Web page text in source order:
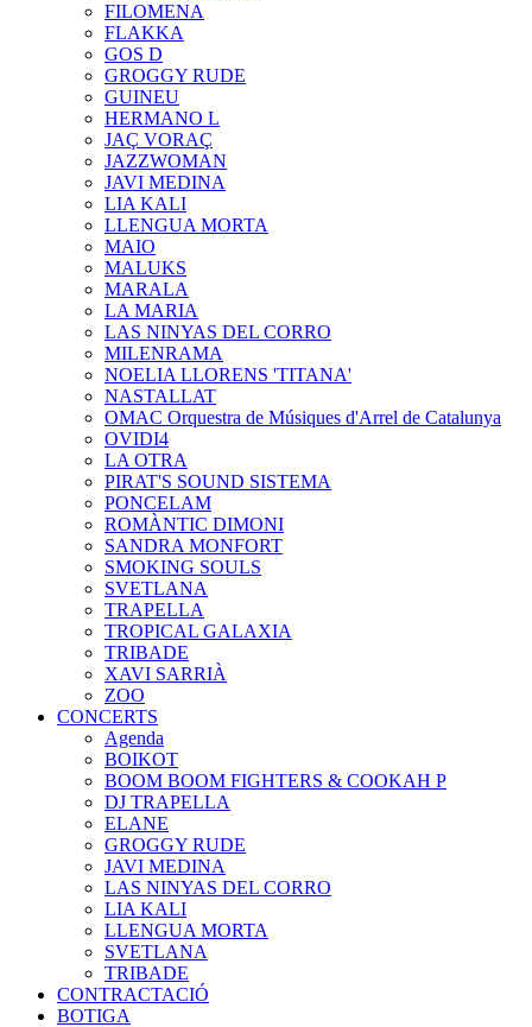
FILOMENA
FLAKKA
GOS D
GROGGY RUDE
GUINEU
HERMANO L
JAÇ VORAÇ
JAZZWOMAN
JAVI MEDINA
LIA KALI
LLENGUA MORTA
MAIO
MALUKS
MARALA
LA MARIA
LAS NINYAS DEL CORRO
MILENRAMA
NOELIA LLORENS 'TITANA'
NASTALLAT
OMAC Orquestra de Músiques d'Arrel de Catalunya
OVIDI4
LA OTRA
PIRAT'S SOUND SISTEMA
PONCELAM
ROMÀNTIC DIMONI
SANDRA MONFORT
SMOKING SOULS
SVETLANA
TRAPELLA
TROPICAL GALAXIA
TRIBADE
XAVI SARRIÀ
ZOO
CONCERTS
Agenda
BOIKOT
BOOM BOOM FIGHTERS & COOKAH P
DJ TRAPELLA
ELANE
GROGGY RUDE
JAVI MEDINA
LAS NINYAS DEL CORRO
LIA KALI
LLENGUA MORTA
SVETLANA
TRIBADE
CONTRACTACIÓ
BOTIGA